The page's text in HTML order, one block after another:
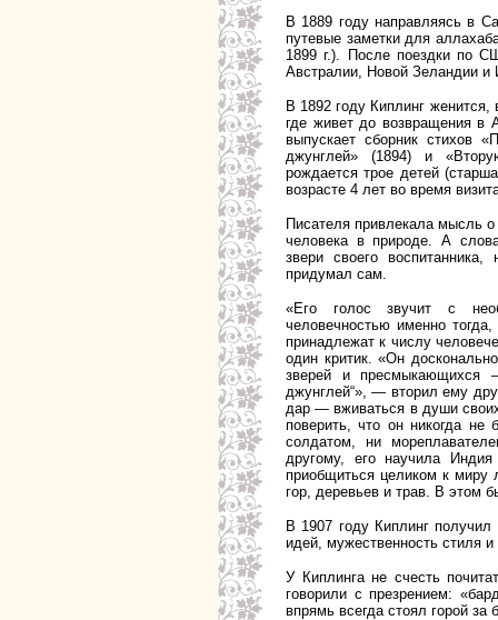
В 1889 году направляясь в
путевые заметки для
1899 г.). После поездки по
Австралии, Новой Зеландии и
В 1892 году Киплинг
где живет до возвращения в
выпускает сборник стихов
джунглей» (1894) и
рождается трое детей
возрасте 4 лет во время
Писателя привлекала мысль
человека в природе. А
звери своего
придумал сам.
«Его голос звучит с
человечностью именно
принадлежат к числу
один критик. «Он
зверей и пресмыкающихся
джунглей“», — вторил ему
дар — вживаться в души
поверить, что он никогда
солдатом, ни
другому, его научила
приобщиться целиком к
гор, деревьев и трав. В этом
В 1907 году Киплинг
идей, мужественность стиля
У Киплинга не счесть
говорили с презрением:
впрямь всегда стоял горой